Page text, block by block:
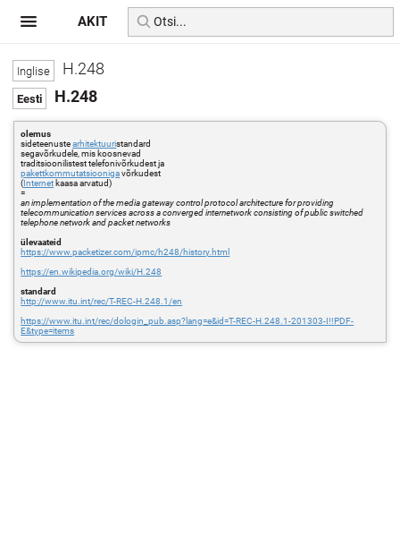
H.248
H.248
olemus
sideteenustearhitektuuristandard
segavõrkudele, mis koosnevad
traditsioonilistest telefonivõrkudest ja
pakettkommutatsioonigavõrkudest
(Internet kaasa arvatud)
=
an implementation of the media gateway control protocol architecture for providing
telecommunication services across a converged internetwork consisting of public switched
telephone network and packet networks
ülevaateid
https://www.packetizer.com/ipmc/h248/history.html
https://en.wikipedia.org/wiki/H.248
standard
http://www.itu.int/rec/T-REC-H.248.1/en
https://www.itu.int/rec/dologin_pub.asp?lang=e&id=T-REC-H.248.1-201303-I!!PDF-
E&type=items
AKIT